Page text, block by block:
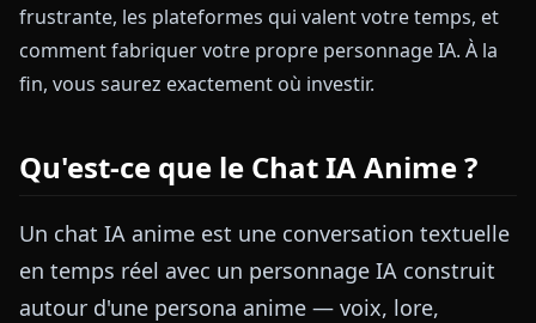
frustrante, les plateformes qui valent votre temps, et
comment fabriquer votre propre personnage IA. À la
fin, vous saurez exactement où investir.
Qu'est-ce que le Chat IA Anime ?
Un chat IA anime est une conversation textuelle
en temps réel avec un personnage IA construit
autour d'une persona anime — voix, lore,